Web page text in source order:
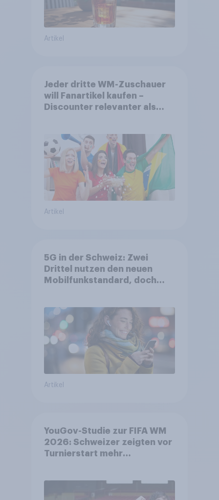
Artikel
Jeder dritte WM-Zuschauer
will Fanartikel kaufen –
Discounter relevanter als
Artikel
5G in der Schweiz: Zwei
Drittel nutzen den neuen
Mobilfunkstandard, doch
Artikel
YouGov-Studie zur FIFA WM
2026: Schweizer zeigten vor
Turnierstart mehr